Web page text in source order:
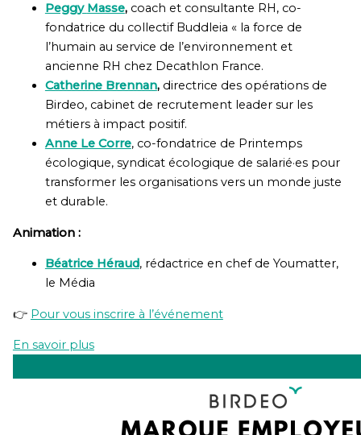
Peggy Masse,coach et consultante RH, co-
fondatrice du collectif Buddleia « la force de
l’humain au service de l’environnement et
ancienne RH chez Decathlon France.
Catherine Brennan,directrice des opérations de
Birdeo, cabinet de recrutement leader sur les
métiers à impact positif.
Anne Le Corre, co-fondatrice de Printemps
écologique, syndicat écologique de salarié·es pour
transformer les organisations vers un monde juste
et durable.
Animation :
Béatrice Héraud, rédactrice en chef de Youmatter,
le Média
👉 Pour vous inscrire à l’événement
En savoir plus